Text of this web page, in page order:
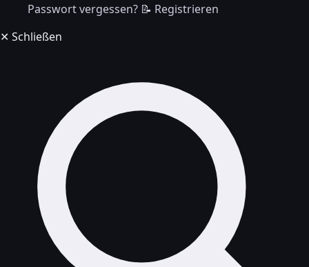
Passwort vergessen? 📝 Registrieren
✕ Schließen